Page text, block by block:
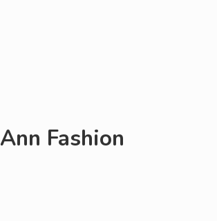
Ann Fashion